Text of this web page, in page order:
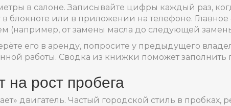
в салоне. Записывайте цифры каждый раз,
блокноте или в приложении на телефоне.
(например, от замены масла до следующей
его в аренду, попросите у предыдущего
работы. Сводка из книжки поможет заполнить
рост пробега
двигатель. Частый городской стиль в пробках,